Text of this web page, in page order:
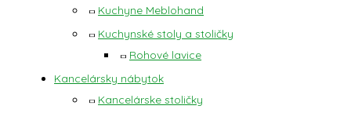
Kuchyne Meblohand
Kuchynské stoly a stoličky
Rohové lavice
Kancelársky nábytok
Kancelárske stoličky